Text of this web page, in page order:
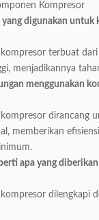
Kompresor
digunakan untuk
terbuat dari
menjadikannya
menggunakan
dirancang
memberikan
apa yang
dilengkapi